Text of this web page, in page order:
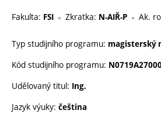
Fakulta: FSI Zkratka: N-AIŘ-P Ak.
Typ studijního programu: magisterský
Kód studijního programu:
Udělovaný titul: Ing.
Jazyk výuky: čeština